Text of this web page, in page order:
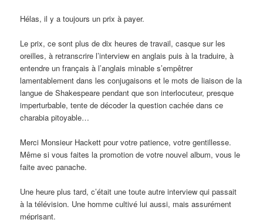
Hélas, il y a toujours un prix à payer.
Le prix, ce sont plus de dix heures de travail, casque sur les
oreilles, à retranscrire l’interview en anglais puis à la traduire, à
entendre un français à l’anglais minable s’empêtrer
lamentablement dans les conjugaisons et le mots de liaison de la
langue de Shakespeare pendant que son interlocuteur, presque
imperturbable, tente de décoder la question cachée dans ce
charabia pitoyable…
Merci Monsieur Hackett pour votre patience, votre gentillesse.
Même si vous faites la promotion de votre nouvel album, vous le
faite avec panache.
Une heure plus tard, c’était une toute autre interview qui passait
à la télévision. Une homme cultivé lui aussi, mais assurément
méprisant.